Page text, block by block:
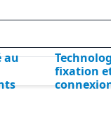
au
fixation